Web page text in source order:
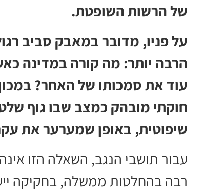
של הרשות השופטת.
על פניו, מדובר במאבק סביב
הרבה יותר: מה קורה במדינה
עוד את סמכותו של האחר?
חוקתי מובהק כמצב שבו גוף
שיפוטית, באופן שמערער את
עבור תושבי הנגב, השאלה הזו
רבה בהחלטות ממשלה, בחקיקה